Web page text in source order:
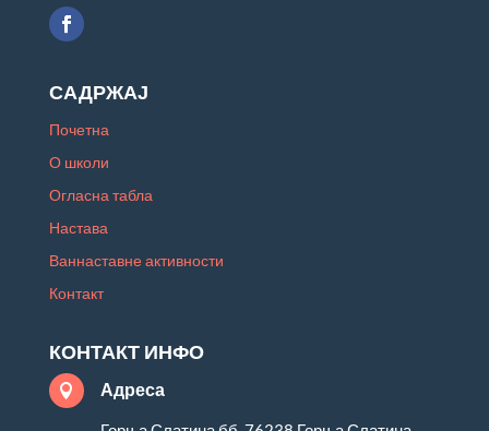
САДРЖАЈ
Почетна
О школи
Огласна табла
Настава
Ваннаставне активности
Контакт
КОНТАКТ ИНФО
 Адреса